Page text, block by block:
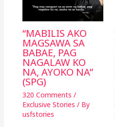
“MABILIS AKO
MAGSAWA SA
BABAE, PAG
NAGALAW KO
NA, AYOKO NA”
(SPG)
320 Comments /
Exclusive Stories / By
usfstories